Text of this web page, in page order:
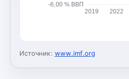
-6,00 % ВВП
2019 2022
Источник: www.imf.org